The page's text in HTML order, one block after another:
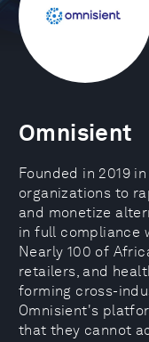
Omnisient
Founded in 2019
organizations to
and monetize
in full compliance
Nearly 100 of
retailers, and
forming cross-
Omnisient's
that they cannot